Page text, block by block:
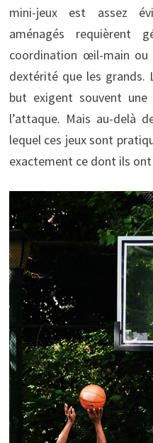
mini-jeux est assez
aménagés requièrent
coordination œil-main
dextérité que les grands.
but exigent souvent
l’attaque. Mais au-delà
lequel ces jeux sont
exactement ce dont ils ont